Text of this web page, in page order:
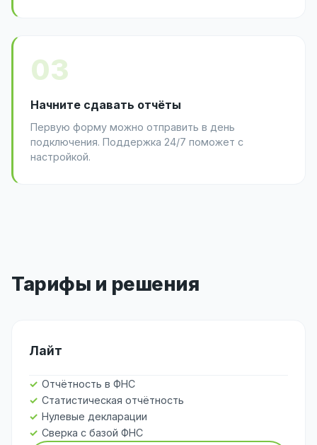
03
Начните сдавать отчёты
Первую форму можно отправить в день
подключения. Поддержка 24/7 поможет с
настройкой.
Тарифы и решения
Лайт
Отчётность в ФНС
Статистическая отчётность
Нулевые декларации
Сверка с базой ФНС